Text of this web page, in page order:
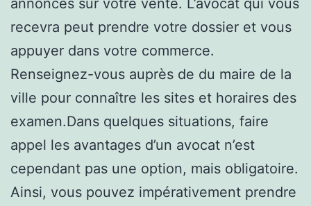
recevra peut prendre votre dossier et vous
appuyer dans votre commerce.
Renseignez-vous auprès de du maire de la
ville pour connaître les sites et horaires des
examen.Dans quelques situations, faire
appel les avantages d’un avocat n’est
cependant pas une option, mais obligatoire.
Ainsi, vous pouvez impérativement prendre